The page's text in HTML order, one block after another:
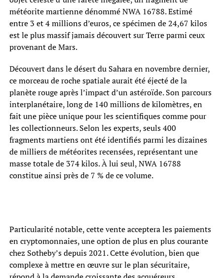
météorite martienne dénommé NWA 16788. Estimé
entre 3 et 4 millions d’euros, ce spécimen de 24,67 kilos
est le plus massif jamais découvert sur Terre parmi ceux
provenant de Mars.
Découvert dans le désert du Sahara en novembre dernier,
ce morceau de roche spatiale aurait été éjecté de la
planète rouge après l’impact d’un astéroïde. Son parcours
interplanétaire, long de 140 millions de kilomètres, en
fait une pièce unique pour les scientifiques comme pour
les collectionneurs. Selon les experts, seuls 400
fragments martiens ont été identifiés parmi les dizaines
de milliers de météorites recensées, représentant une
masse totale de 374 kilos. À lui seul, NWA 16788
constitue ainsi près de 7 % de ce volume.
Particularité notable, cette vente acceptera les paiements
en cryptomonnaies, une option de plus en plus courante
chez Sotheby’s depuis 2021. Cette évolution, bien que
complexe à mettre en œuvre sur le plan sécuritaire,